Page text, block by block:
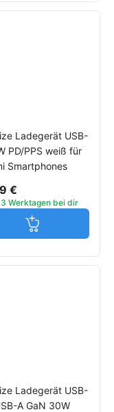
Ladegerät USB-
PD/PPS weiß für
Smartphones
€
Werktagen bei dir
Jetzt in den
Ladegerät USB-
A GaN 30W